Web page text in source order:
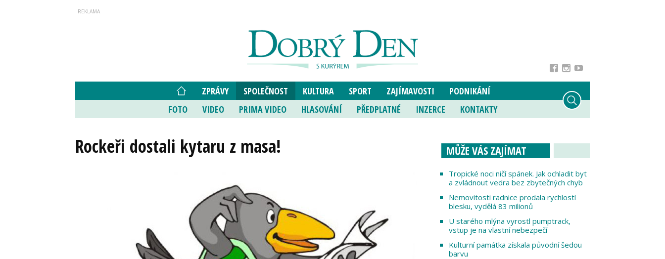
ZPRÁVY SPOLEČNOST KULTURA SPORT ZAJÍMAVOSTI
PODNIKÁNÍ
FOTO
VIDEO PRIMA VIDEO HLASOVÁNÍ PŘEDPLATNÉ INZERCE KONTAKTY
Rockeři dostali kytaru z masa! MŮŽE VÁS ZAJÍMAT
Tropické noci ničí spánek. Jak ochladit byt
a zvládnout vedra bez zbytečných chyb
Nemovitosti radnice prodala rychlostí
blesku, vydělá 83 milionů
U starého mlýna vyrostl pumptrack,
vstup je na vlastní nebezpečí
Kulturní památka získala původní šedou
barvu